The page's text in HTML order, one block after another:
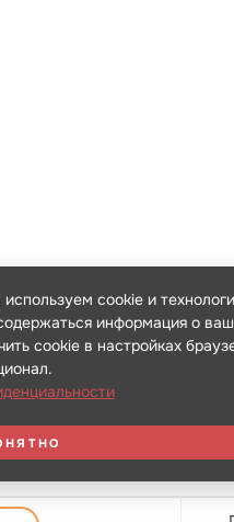
cookie и
информация о
cookie в настройках